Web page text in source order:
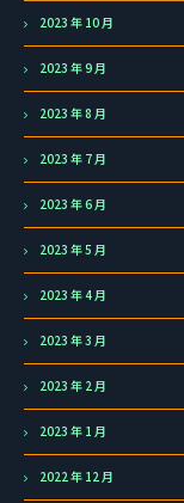
2023 年 10 月
2023 年 9 月
2023 年 8 月
2023 年 7 月
2023 年 6 月
2023 年 5 月
2023 年 4 月
2023 年 3 月
2023 年 2 月
2023 年 1 月
2022 年 12 月